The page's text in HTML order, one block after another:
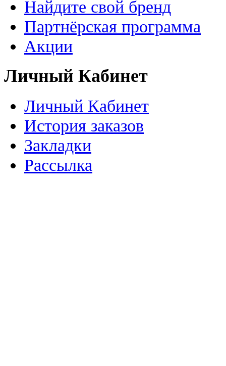
Найдите свой бренд
Партнёрская программа
Акции
Личный Кабинет
Личный Кабинет
История заказов
Закладки
Рассылка